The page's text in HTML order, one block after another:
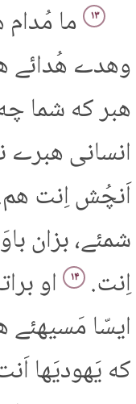
۱۳ ما مُدام
وهدے هُدائے
هبر که شما
انسانی هبرے
اَنچُش اِنت
شمئے، بزان
اِنت.
۱۴ او
ایسّا مَسیهئے
که یَهودیَها